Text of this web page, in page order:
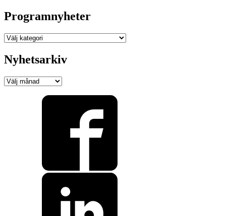
Programnyheter
Programnyheter
Nyhetsarkiv
Nyhetsarkiv